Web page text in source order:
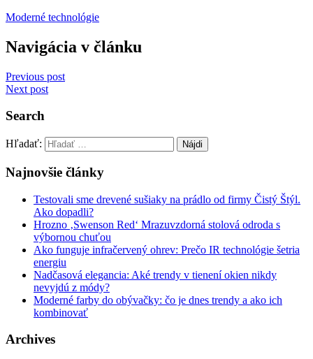
Moderné technológie
Navigácia v článku
Previous post
Next post
Search
Hľadať:
Najnovšie články
Testovali sme drevené sušiaky na prádlo od firmy Čistý Štýl.
Ako dopadli?
Hrozno ‚Swenson Red‘ Mrazuvzdorná stolová odroda s
výbornou chuťou
Ako funguje infračervený ohrev: Prečo IR technológie šetria
energiu
Nadčasová elegancia: Aké trendy v tienení okien nikdy
nevyjdú z módy?
Moderné farby do obývačky: čo je dnes trendy a ako ich
kombinovať
Archives